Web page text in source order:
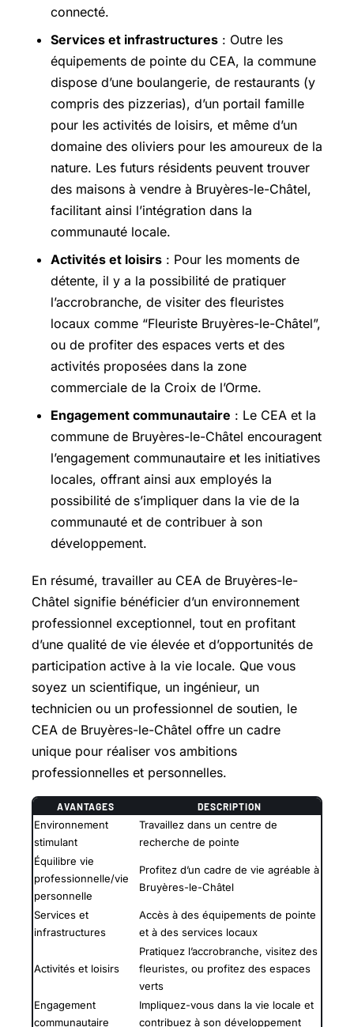
connecté.
Services et infrastructures : Outre les
équipements de pointe du CEA, la commune
dispose d’une boulangerie, de restaurants (y
compris des pizzerias), d’un portail famille
pour les activités de loisirs, et même d’un
domaine des oliviers pour les amoureux de la
nature. Les futurs résidents peuvent trouver
des maisons à vendre à Bruyères-le-Châtel,
facilitant ainsi l’intégration dans la
communauté locale.
Activités et loisirs : Pour les moments de
détente, il y a la possibilité de pratiquer
l’accrobranche, de visiter des fleuristes
locaux comme “Fleuriste Bruyères-le-Châtel”,
ou de profiter des espaces verts et des
activités proposées dans la zone
commerciale de la Croix de l’Orme.
Engagement communautaire : Le CEA et la
commune de Bruyères-le-Châtel encouragent
l’engagement communautaire et les initiatives
locales, offrant ainsi aux employés la
possibilité de s’impliquer dans la vie de la
communauté et de contribuer à son
développement.
En résumé, travailler au CEA de Bruyères-le-
Châtel signifie bénéficier d’un environnement
professionnel exceptionnel, tout en profitant
d’une qualité de vie élevée et d’opportunités de
participation active à la vie locale. Que vous
soyez un scientifique, un ingénieur, un
technicien ou un professionnel de soutien, le
CEA de Bruyères-le-Châtel offre un cadre
unique pour réaliser vos ambitions
professionnelles et personnelles.
AVANTAGES DESCRIPTION
Environnement
stimulant
Travaillez dans un centre de
recherche de pointe
Équilibre vie
professionnelle/vie
personnelle
Profitez d’un cadre de vie agréable à
Bruyères-le-Châtel
Services et
infrastructures
Accès à des équipements de pointe
et à des services locaux
Activités et loisirs
Pratiquez l’accrobranche, visitez des
fleuristes, ou profitez des espaces
verts
Engagement
communautaire
Impliquez-vous dans la vie locale et
contribuez à son développement